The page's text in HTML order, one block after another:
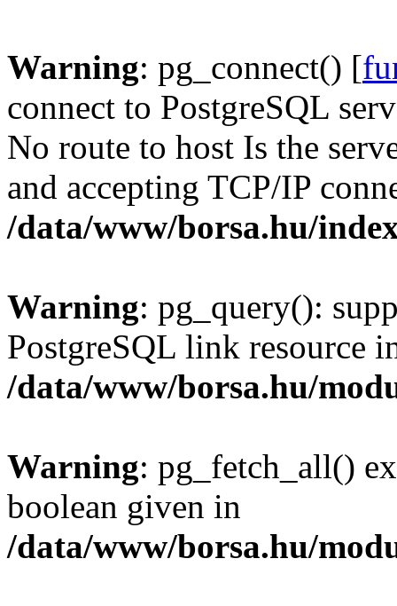
Warning: pg_connect() [
connect to PostgreSQL
No route to host Is the
and accepting TCP/IP
/data/www/borsa.hu/
Warning: pg_query():
PostgreSQL link resource
/data/www/borsa.hu/
Warning: pg_fetch_all()
boolean given in
/data/www/borsa.hu/